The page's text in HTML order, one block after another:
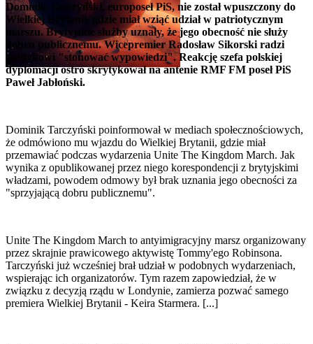
Dominik Tarczyński, europoseł PiS, nie został wpuszczony do
Wielkiej Brytanii, gdzie miał wziąć udział w patriotycznym
marszu. Brytyjskie służby uznały, że jego obecność nie służy
dobru publicznemu. Wicepremier Radosław Sikorski radzi
politykowi "stonować wypowiedzi". Reakcję szefa polskiej
dyplomacji ostro skrytykował na antenie RMF FM poseł PiS
Paweł Jabłoński.
Dominik Tarczyński poinformował w mediach społecznościowych,
że odmówiono mu wjazdu do Wielkiej Brytanii, gdzie miał
przemawiać podczas wydarzenia Unite The Kingdom March. Jak
wynika z opublikowanej przez niego korespondencji z brytyjskimi
władzami, powodem odmowy był brak uznania jego obecności za
"sprzyjającą dobru publicznemu".
Unite The Kingdom March to antyimigracyjny marsz organizowany
przez skrajnie prawicowego aktywistę Tommy'ego Robinsona.
Tarczyński już wcześniej brał udział w podobnych wydarzeniach,
wspierając ich organizatorów. Tym razem zapowiedział, że w
związku z decyzją rządu w Londynie, zamierza pozwać samego
premiera Wielkiej Brytanii - Keira Starmera. [...]